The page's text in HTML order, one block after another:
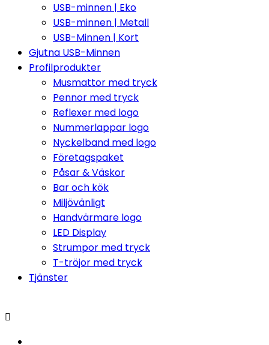
USB-minnen | Eko
USB-minnen | Metall
USB-Minnen | Kort
Gjutna USB-Minnen
Profilprodukter
Musmattor med tryck
Pennor med tryck
Reflexer med logo
Nummerlappar logo
Nyckelband med logo
Företagspaket
Påsar & Väskor
Bar och kök
Miljövänligt
Handvärmare logo
LED Display
Strumpor med tryck
T-tröjor med tryck
Tjänster
